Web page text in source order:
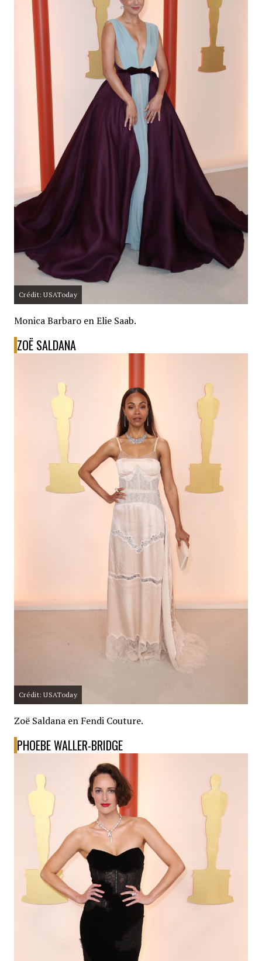
Crédit: USAToday
Monica Barbaro en Elie Saab.
ZOË SALDANA
Crédit: USAToday
Zoë Saldana en Fendi Couture.
PHOEBE WALLER-BRIDGE